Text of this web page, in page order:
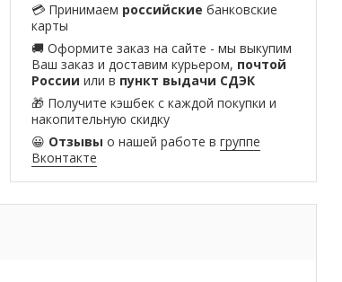
💳 Принимаем российские банковские
карты
🚚 Оформите заказ на сайте - мы выкупим
Ваш заказ и доставим курьером, почтой
России или в пункт выдачи СДЭК
🎁 Получите кэшбек с каждой покупки и
накопительную скидку
😀 Отзывы о нашей работе в группе
Вконтакте